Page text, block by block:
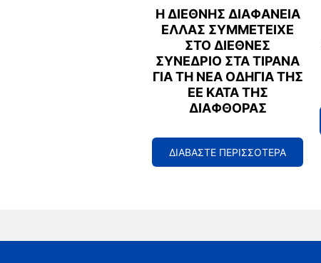
Η ΔΙΕΘΝΉΣ ΔΙΑΦΆΝΕΙΑ
ΕΛΛΆΣ ΣΥΜΜΕΤΕΊΧΕ
ΣΤΟ ΔΙΕΘΝΈΣ
ΣΥΝΈΔΡΙΟ ΣΤΑ ΤΊΡΑΝΑ
ΓΙΑ ΤΗ ΝΈΑ ΟΔΗΓΊΑ ΤΗΣ
ΕΕ ΚΑΤΆ ΤΗΣ
ΔΙΑΦΘΟΡΆΣ
ΔΙΑΒΑΣΤΕ ΠΕΡΙΣΣΟΤΕΡΑ